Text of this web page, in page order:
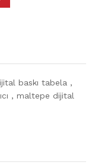
baskı tabela ,
, maltepe dijital